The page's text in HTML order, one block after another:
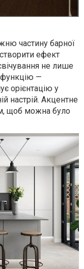
частину барної
ефект
не лише
функцію —
орієнтацію у
настрій. Акцентне
щоб можна було